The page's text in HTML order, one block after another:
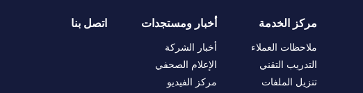
مركز الخدمة
ملاحظات العملاء
التدريب التقني
تنزيل الملفات
أخبار ومستجدات
أخبار الشركة
الإعلام الصحفي
مركز الفيديو
اتصل بنا